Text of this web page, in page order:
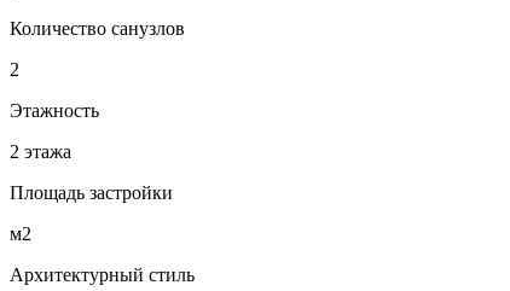
Количество санузлов
2
Этажность
2 этажа
Площадь застройки
м2
Архитектурный стиль